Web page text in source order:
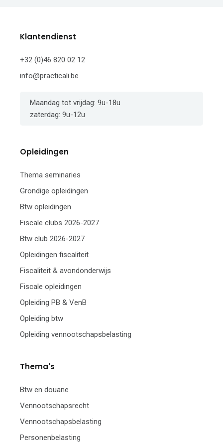
Opleidingen
Thema seminaries
Grondige opleidingen
Btw opleidingen
Fiscale clubs 2026-2027
Btw club 2026-2027
Opleidingen fiscaliteit
Fiscaliteit & avondonderwijs
Fiscale opleidingen
Opleiding PB & VenB
Opleiding btw
Opleiding vennootschapsbelasting
Thema's
Btw en douane
Vennootschapsrecht
Vennootschapsbelasting
Personenbelasting
Klantendienst
+32 (0)46 820 02 12
info@practicali.be
Maandag tot vrijdag: 9u-18u
zaterdag: 9u-12u